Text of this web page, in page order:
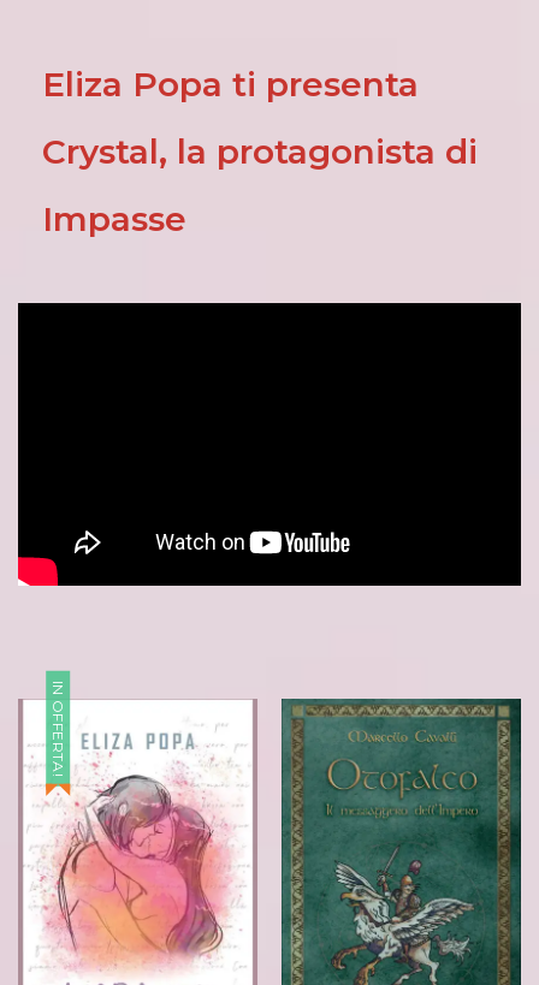
Eliza Popa ti presenta
Crystal, la protagonista di
Impasse
IN OFFERTA!